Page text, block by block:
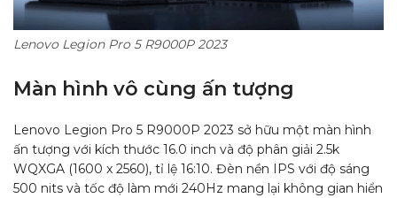
Lenovo Legion Pro 5 R9000P 2023
Màn hình vô cùng ấn tượng
Lenovo Legion Pro 5 R9000P 2023 sở hữu một màn hình
ấn tượng với kích thước 16.0 inch và độ phân giải 2.5k
WQXGA (1600 x 2560), tỉ lệ 16:10. Đèn nền IPS với độ sáng
500 nits và tốc độ làm mới 240Hz mang lại không gian hiển